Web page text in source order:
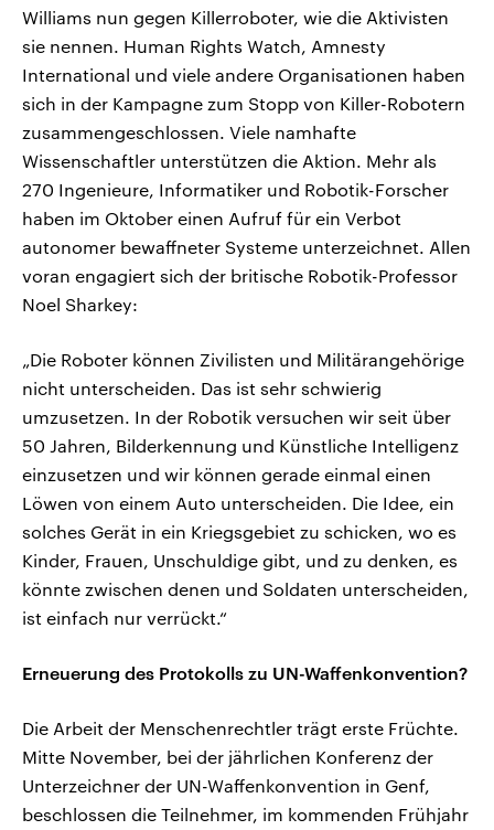
Williams nun gegen Killerroboter, wie die Aktivisten
sie nennen. Human Rights Watch, Amnesty
International und viele andere Organisationen haben
sich in der Kampagne zum Stopp von Killer-Robotern
zusammengeschlossen. Viele namhafte
Wissenschaftler unterstützen die Aktion. Mehr als
270 Ingenieure, Informatiker und Robotik-Forscher
haben im Oktober einen Aufruf für ein Verbot
autonomer bewaffneter Systeme unterzeichnet. Allen
voran engagiert sich der britische Robotik-Professor
Noel Sharkey:
„Die Roboter können Zivilisten und Militärangehörige
nicht unterscheiden. Das ist sehr schwierig
umzusetzen. In der Robotik versuchen wir seit über
50 Jahren, Bilderkennung und Künstliche Intelligenz
einzusetzen und wir können gerade einmal einen
Löwen von einem Auto unterscheiden. Die Idee, ein
solches Gerät in ein Kriegsgebiet zu schicken, wo es
Kinder, Frauen, Unschuldige gibt, und zu denken, es
könnte zwischen denen und Soldaten unterscheiden,
ist einfach nur verrückt.“
Erneuerung des Protokolls zu UN-Waffenkonvention?
Die Arbeit der Menschenrechtler trägt erste Früchte.
Mitte November, bei der jährlichen Konferenz der
Unterzeichner der UN-Waffenkonvention in Genf,
beschlossen die Teilnehmer, im kommenden Frühjahr